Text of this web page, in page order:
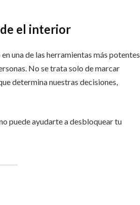
el interior
una de las herramientas más potentes
No se trata solo de marcar
determina nuestras decisiones,
puede ayudarte a desbloquear tu